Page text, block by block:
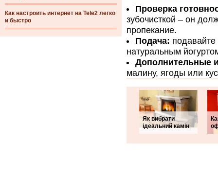
Как настроить интернет на Tele2 легко
и быстро
Проверка
зубочисткой – он
пропекание.
Подача:
натуральным
Дополнительные
малину, ягоды или
Як вибрати
ідеальний камін